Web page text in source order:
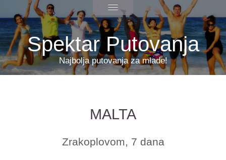
Spektar Putovanja
Najbolja putovanja za mlade!
MALTA
Zrakoplovom, 7 dana